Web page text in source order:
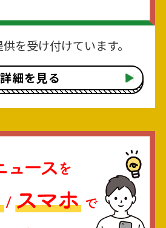
を受け付けています。
詳細を見る